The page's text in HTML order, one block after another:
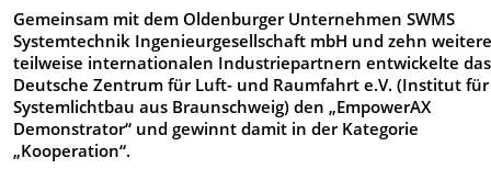
Gemeinsam mit dem Oldenburger Unternehmen SWMS
Systemtechnik Ingenieurgesellschaft mbH und zehn
teilweise internationalen Industriepartnern entwickelte das
Deutsche Zentrum für Luft- und Raumfahrt e.V. (Institut für
Systemlichtbau aus Braunschweig) den „EmpowerAX
Demonstrator“ und gewinnt damit in der Kategorie
„Kooperation“.